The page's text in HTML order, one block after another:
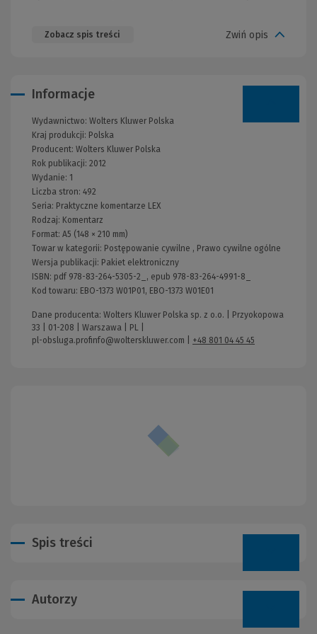
Zobacz spis treści Zwiń opis
Informacje
Wydawnictwo: Wolters Kluwer Polska
Kraj produkcji: Polska
Producent: Wolters Kluwer Polska
Rok publikacji: 2012
Wydanie: 1
Liczba stron: 492
Seria: Praktyczne komentarze LEX
Rodzaj: Komentarz
Format: A5 (148 × 210 mm)
Towar w kategorii: Postępowanie cywilne , Prawo cywilne ogólne
Wersja publikacji: Pakiet elektroniczny
ISBN: pdf 978-83-264-5305-2_, epub 978-83-264-4991-8_
Kod towaru: EBO-1373 W01P01, EBO-1373 W01E01
Dane producenta: Wolters Kluwer Polska sp. z o.o. | Przyokopowa
33 | 01-208 | Warszawa | PL |
pl-obsluga.profinfo@wolterskluwer.com
+48 801 04 45 45
Spis treści
Autorzy